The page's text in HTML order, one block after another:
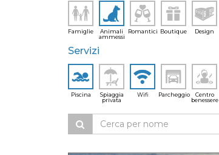
Famiglie
Animali
ammessi
Romantici Boutique Design
Servizi
Piscina
Spiaggia
privata
Wifi Parcheggio
Centro
benessere